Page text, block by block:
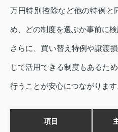
万円特別控除など他の特例と
め、どの制度を選ぶか事前に検
さらに、買い替え特例や譲渡
じて活用できる制度もあるた
行うことが安心につながります
項目